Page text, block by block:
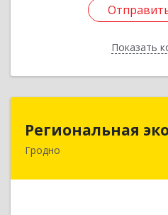
Показать
Региональная
Гродно
БЕЛАРУСЬ , 230002,